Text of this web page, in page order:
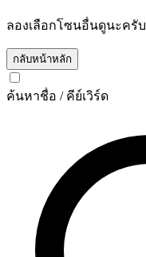
ลองเลือกโซนอื่นดูนะครับ
กลับหน้าหลัก
ค้นหาชื่อ / คีย์เวิร์ด